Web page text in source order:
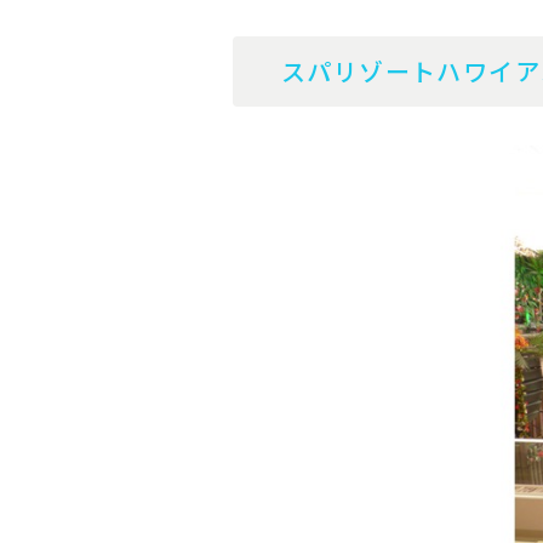
スパリゾートハワイ